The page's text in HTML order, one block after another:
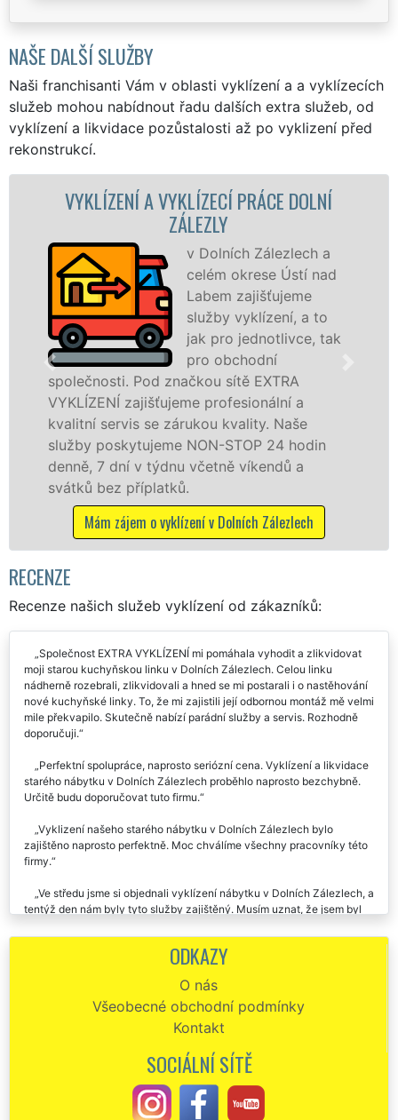
NAŠE DALŠÍ SLUŽBY
Naši franchisanti Vám v oblasti vyklízení a a vyklízecích
služeb mohou nabídnout řadu dalších extra služeb, od
vyklízení a likvidace pozůstalosti až po vyklizení před
rekonstrukcí.
A VYKLÍZECÍ PRÁCE DOLNÍ
v Dolních Zálezlech a
celém okrese Ústí nad
Labem zajišťujeme
služby vyklízení, a to
jak pro jednotlivce, tak
pro obchodní
Pod značkou sítě EXTRA
zajišťujeme profesionální a
servis se zárukou kvality. Naše
poskytujeme NON-STOP 24 hodin
7 dní v týdnu včetně víkendů a
bez příplatků.
Mám zájem o vyklízení v Dolních Zálezlech
RECENZE
Recenze našich služeb vyklízení od zákazníků:
Společnost EXTRA VYKLÍZENÍ mi pomáhala vyhodit a zlikvidovat
moji starou kuchyňskou linku v Dolních Zálezlech. Celou linku
nádherně rozebrali, zlikvidovali a hned se mi postarali i o nastěhování
nové kuchyňské linky. To, že mi zajistili její odbornou montáž mě velmi
mile překvapilo. Skutečně nabízí parádní služby a servis. Rozhodně
doporučuji.
Perfektní spolupráce, naprosto seriózní cena. Vyklízení a likvidace
starého nábytku v Dolních Zálezlech proběhlo naprosto bezchybně.
Určitě budu doporučovat tuto firmu.
Vyklizení našeho starého nábytku v Dolních Zálezlech bylo
zajištěno naprosto perfektně. Moc chválíme všechny pracovníky této
firmy.
Ve středu jsme si objednali vyklízení nábytku v Dolních Zálezlech, a
tentýž den nám byly tyto služby zajištěný. Musím uznat, že jsem byl
Doporučuji každému.
starého nábytku v našem bytě po mamince v Dolních Zálezlech. Velmi
ochotní a pracovití zaměstnanci. Po vyklízení veškerého nábytku nám
zajistili i špičkové úklidové služby. Děkujeme a moc moc chválíme.
Chtěla bych moc pochválit a poděkovat této společnosti, že se mi
postarali o vyklizení veškerého starého nábytku z mého bytu v
Dolních Zálezlech. Ještě jednou děkuju a doporučuju.
Vyklizení staré sedací soupravy v Dolních Zálezlech. Vše proběhlo
ODKAZY
O nás
Všeobecné obchodní podmínky
Kontakt
SOCIÁLNÍ SÍTĚ